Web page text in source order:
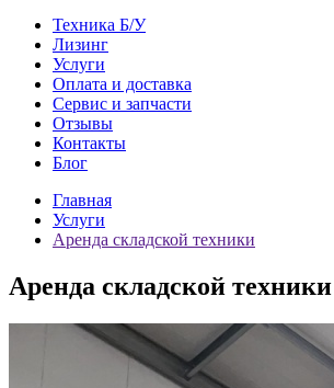
Техника Б/У
Лизинг
Услуги
Оплата и доставка
Сервис и запчасти
Отзывы
Контакты
Блог
Главная
Услуги
Аренда складской техники
Аренда складской техники